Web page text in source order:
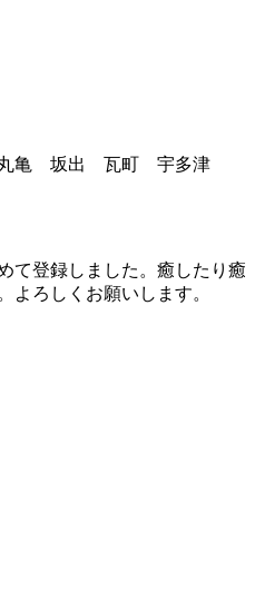
亀 坂出 瓦町 宇多津
て登録しました。癒したり癒
よろしくお願いします。